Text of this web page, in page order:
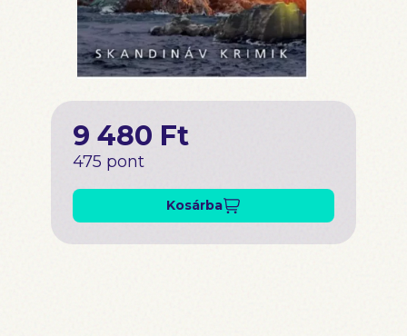
9 480 Ft
475 pont
Kosárba